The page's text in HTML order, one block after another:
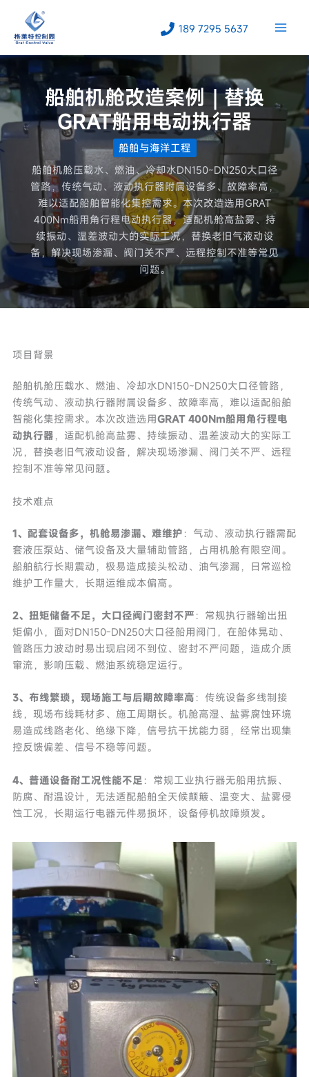
容
189 7295 5637
船舶机舱改造案例｜替换
GRAT船用电动执行器
船舶与海洋工程
船舶机舱压载水、燃油、冷却水DN150~DN250大口径
管路，传统气动、液动执行器附属设备多、故障率高，
难以适配船舶智能化集控需求。本次改造选用GRAT
400Nm船用角行程电动执行器，适配机舱高盐雾、持
续振动、温差波动大的实际工况，替换老旧气液动设
备，解决现场渗漏、阀门关不严、远程控制不准等常见
问题。
项目背景
船舶机舱压载水、燃油、冷却水DN150~DN250大口径管路，
传统气动、液动执行器附属设备多、故障率高，难以适配船舶
智能化集控需求。本次改造选用GRAT 400Nm船用角行程电
动执行器 ，适配机舱高盐雾、持续振动、温差波动大的实际工
况，替换老旧气液动设备，解决现场渗漏、阀门关不严、远程
控制不准等常见问题。
技术难点
1、配套设备多，机舱易渗漏、难维护 ：气动、液动执行器需配
套液压泵站、储气设备及大量辅助管路，占用机舱有限空间。
船舶航行长期震动，极易造成接头松动、油气渗漏，日常巡检
维护工作量大，长期运维成本偏高。
2、扭矩储备不足，大口径阀门密封不严 ：常规执行器输出扭
矩偏小，面对DN150-DN250大口径船用阀门，在船体晃动、
管路压力波动时易出现启闭不到位、密封不严问题，造成介质
窜流，影响压载、燃油系统稳定运行。
3、布线繁琐，现场施工与后期故障率高 ：传统设备多线制接
线，现场布线耗材多、施工周期长。机舱高湿、盐雾腐蚀环境
易造成线路老化、绝缘下降，信号抗干扰能力弱，经常出现集
控反馈偏差、信号不稳等问题。
4、普通设备耐工况性能不足 ：常规工业执行器无船用抗振、
防腐、耐温设计，无法适配船舶全天候颠簸、温变大、盐雾侵
蚀工况，长期运行电器元件易损坏，设备停机故障频发。